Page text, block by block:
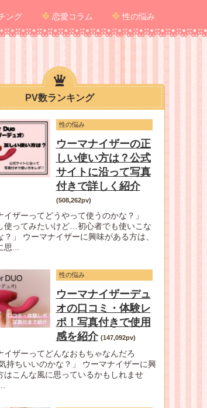
ング 恋愛コラム 性の悩み
PV数ランキング
性の悩み
ウーマナイザーの正
しい使い方は？公式
サイトに沿って写真
付きで詳しく紹介
(508,262pv)
イザーってどうやって使うのかな？」
使ってみたいけど…初心者でも使いこな
？」 ウーマナイザーに興味がある方は、
...
性の悩み
ウーマナイザーデュ
オの口コミ・体験レ
ポ！写真付きで使用
感を紹介 (147,092pv)
イザーってどんなおもちゃなんだろ
持ちいいのかな？」 ウーマナイザーに興
はこんな風に思っているかもしれませ